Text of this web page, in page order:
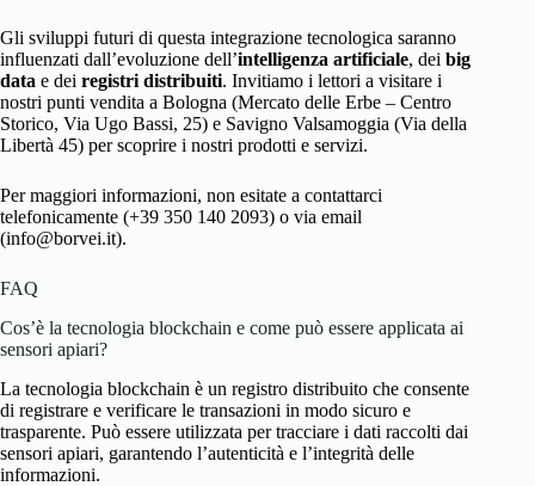
Gli sviluppi futuri di questa integrazione tecnologica saranno
influenzati dall’evoluzione dell’intelligenza artificiale, dei big
data e dei registri distribuiti. Invitiamo i lettori a visitare i
nostri punti vendita a Bologna (Mercato delle Erbe – Centro
Storico, Via Ugo Bassi, 25) e Savigno Valsamoggia (Via della
Libertà 45) per scoprire i nostri prodotti e servizi.
Per maggiori informazioni, non esitate a contattarci
telefonicamente (+39 350 140 2093) o via email
(info@borvei.it).
FAQ
Cos’è la tecnologia blockchain e come può essere applicata ai
sensori apiari?
La tecnologia blockchain è un registro distribuito che consente
di registrare e verificare le transazioni in modo sicuro e
trasparente. Può essere utilizzata per tracciare i dati raccolti dai
sensori apiari, garantendo l’autenticità e l’integrità delle
informazioni.